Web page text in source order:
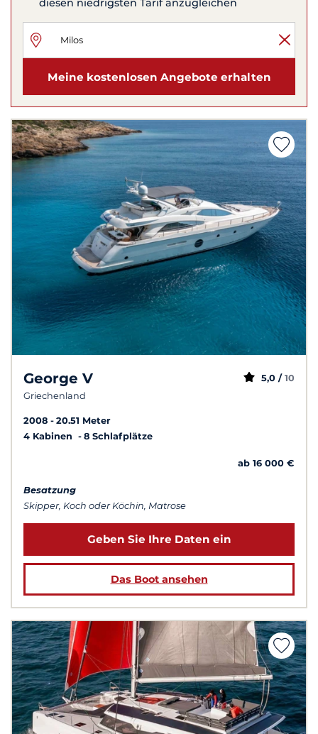
diesen niedrigsten Tarif anzugleichen
Meine kostenlosen Angebote erhalten
George V
Griechenland
5,0 / 10
2008
20.51 Meter
4 Kabinen
8 Schlafplätze
ab 16 000 €
Besatzung
Skipper, Koch oder Köchin, Matrose
Geben Sie Ihre Daten ein
Das Boot ansehen